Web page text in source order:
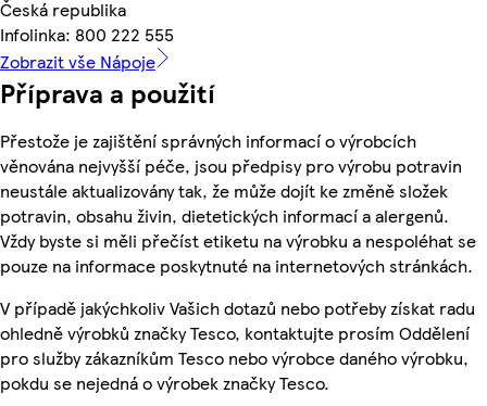
Česká republika
Infolinka: 800 222 555
Zobrazit vše Nápoje
Příprava a použití
Přestože je zajištění správných informací o výrobcích
věnována nejvyšší péče, jsou předpisy pro výrobu potravin
neustále aktualizovány tak, že může dojít ke změně složek
potravin, obsahu živin, dietetických informací a alergenů.
Vždy byste si měli přečíst etiketu na výrobku a nespoléhat se
pouze na informace poskytnuté na internetových stránkách.
V případě jakýchkoliv Vašich dotazů nebo potřeby získat radu
ohledně výrobků značky Tesco, kontaktujte prosím Oddělení
pro služby zákazníkům Tesco nebo výrobce daného výrobku,
pokdu se nejedná o výrobek značky Tesco.